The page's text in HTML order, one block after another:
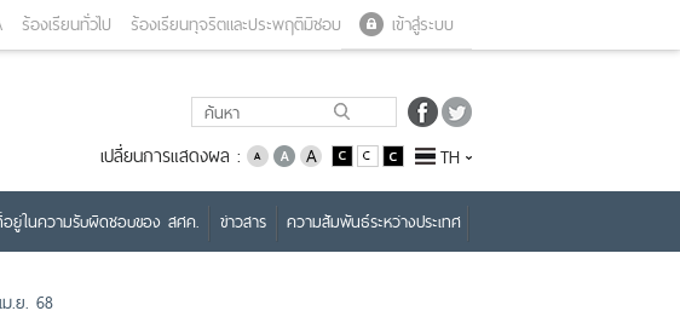
เข้าสู่ระบบ
ร้องเรียนทั่วไป ร้องเรียนทุจริตและประพฤติมิชอบ
เปลี่ยนการแสดงผล : TH
ยู่ในความรับผิดชอบของ สศค. ข่าวสาร ความสัมพันธ์ระหว่างประเทศ
.ย. 68